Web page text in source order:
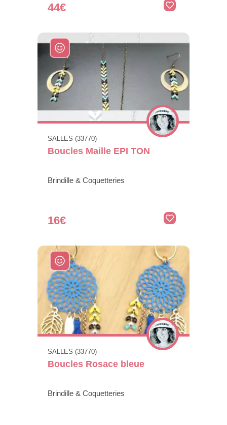
44€
SALLES (33770)
Boucles Maille EPI TON
Brindille & Coquetteries
16€
SALLES (33770)
Boucles Rosace bleue
Brindille & Coquetteries